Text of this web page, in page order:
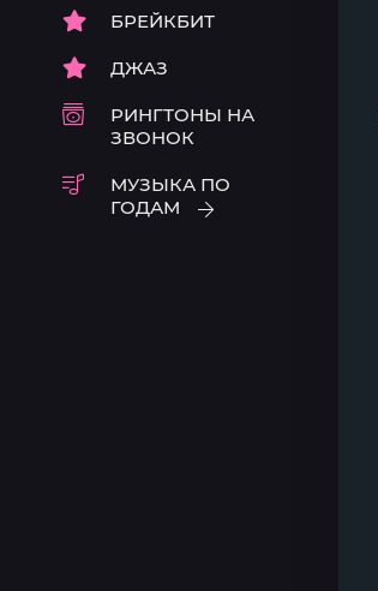
БРЕЙКБИТ
ДЖАЗ
РИНГТОНЫ НА
ЗВОНОК
МУЗЫКА ПО
ГОДАМ